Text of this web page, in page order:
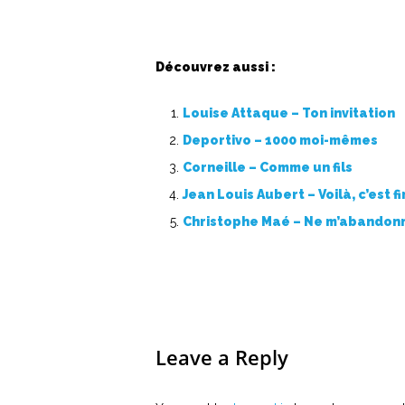
Découvrez aussi :
Louise Attaque – Ton invitation
Deportivo – 1000 moi-mêmes
Corneille – Comme un fils
Jean Louis Aubert – Voilà, c’est
Christophe Maé – Ne
Leave a Reply